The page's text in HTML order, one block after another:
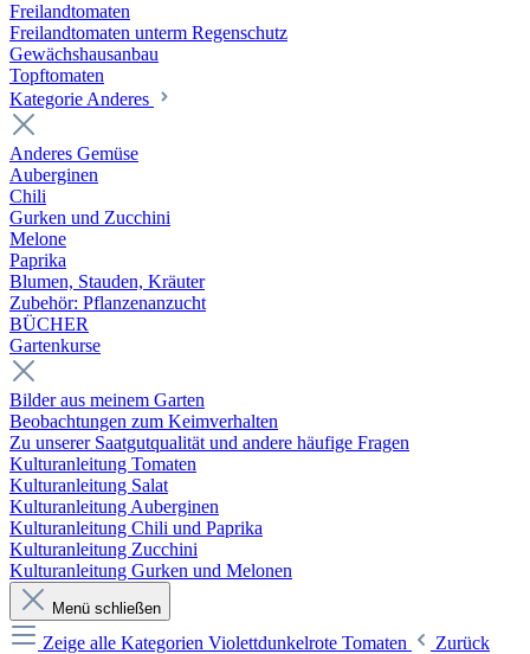
Freilandtomaten
Freilandtomaten unterm Regenschutz
Gewächshausanbau
Topftomaten
Kategorie Anderes
Anderes Gemüse
Auberginen
Chili
Gurken und Zucchini
Melone
Paprika
Blumen, Stauden, Kräuter
Zubehör: Pflanzenanzucht
BÜCHER
Gartenkurse
Bilder aus meinem Garten
Beobachtungen zum Keimverhalten
Zu unserer Saatgutqualität und andere häufige Fragen
Kulturanleitung Tomaten
Kulturanleitung Salat
Kulturanleitung Auberginen
Kulturanleitung Chili und Paprika
Kulturanleitung Zucchini
Kulturanleitung Gurken und Melonen
Menü schließen
Zeige alle Kategorien Violettdunkelrote Tomaten
Zurück